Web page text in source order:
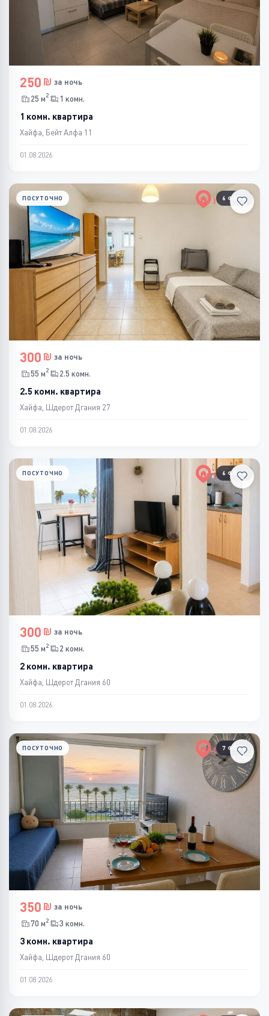
250
за ночь
25 м2 1 комн.
1 комн. квартира
Хайфа, Бейт Алфа 11
01.08.2026
6 ФОТО
ПОСУТОЧНО
300
за ночь
55 м2 2.5 комн.
2.5 комн. квартира
Хайфа, Шдерот Дгания 27
01.08.2026
6 ФОТО
ПОСУТОЧНО
300
за ночь
55 м2 2 комн.
2 комн. квартира
Хайфа, Шдерот Дгания 60
01.08.2026
7 ФОТО
ПОСУТОЧНО
350
за ночь
70 м2 3 комн.
3 комн. квартира
Хайфа, Шдерот Дгания 60
01.08.2026